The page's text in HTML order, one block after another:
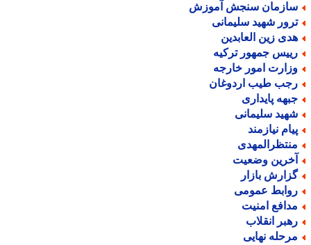
سنجش آموزش
شهید سلیمانی
زین العابدین
جمهور ترکیه
امور خارجه
طیب اردوغان
پایداری
سلیمانی
نیازمند
وضعیت
بازار
عمومی
امنیت
انقلاب
نهایی